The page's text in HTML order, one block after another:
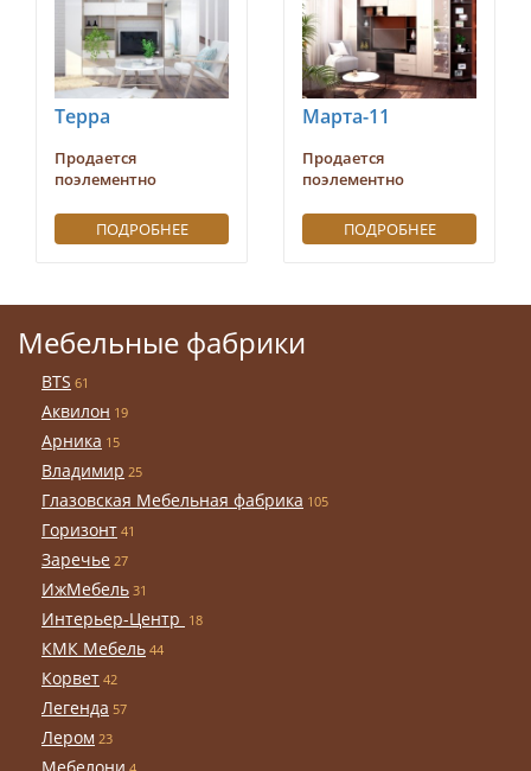
Терра
Продается
поэлементно
ПОДРОБНЕЕ
Марта-11
Продается
поэлементно
ПОДРОБНЕЕ
Мебельные фабрики
BTS 61
Аквилон 19
Арника 15
Владимир 25
Глазовская Мебельная фабрика 105
Горизонт 41
Заречье 27
ИжМебель 31
Интерьер-Центр 18
КМК Мебель 44
Корвет 42
Легенда 57
Лером 23